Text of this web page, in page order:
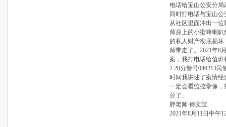
电话给宝山公安分
同时打电话与宝山
从社区里面冲出一
师身上的小蜜蜂喇
的私人财产彻底损坏
师带走了。2021年8
案，我打电话给值
2.20分警号046213
时间我讲述了案情经
一定会看监控录像，
分了、
胖老师 傅文宝
2021年8月11日中午